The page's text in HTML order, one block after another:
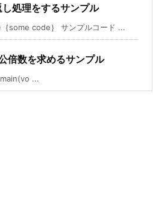
処理をするサンプル
some code｝ サンプルコード ...
倍数を求めるサンプル
...